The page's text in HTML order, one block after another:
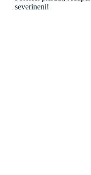
severineni!